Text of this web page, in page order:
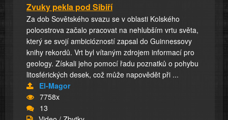
Zvuky pekla pod Sibiří
Za dob Sovětského svazu se v oblasti Kolského
poloostrova začalo pracovat na nehlubším vrtu světa,
který se svojí ambiciózností zapsal do Guinnessovy
knihy rekordů. Vrt byl vítaným zdrojem informací pro
geology. Získali jeho pomocí řadu poznatků o pohybu
litosférických desek, což může napovědět při ...
El-Magor
7758x
13